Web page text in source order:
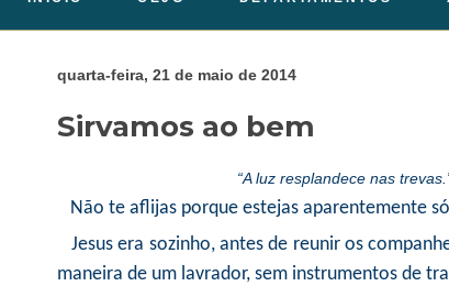
quarta-feira, 21 de maio de 2014
Sirvamos ao bem
“A luz resplandece nas trevas.” –
Não te aflijas porque estejas aparentemente
Jesus era sozinho, antes de reunir os
maneira de um lavrador, sem instrumentos de